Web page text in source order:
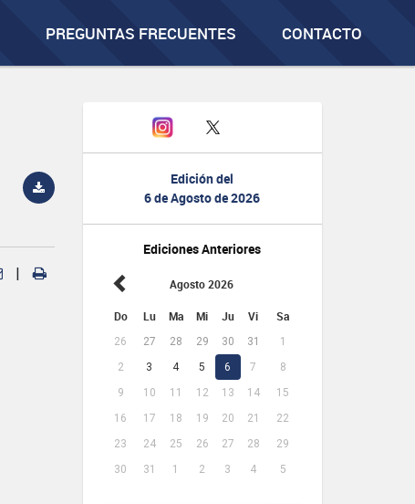
PREGUNTAS FRECUENTES CONTACTO
Edición del
6 de Agosto de 2026
Ediciones Anteriores
Agosto 2026
Do Lu Ma Mi Ju Vi Sa
26 27 28 29 30 31
1
2
3 4 5 6 7
8
9
10 11 12 13 14
15
16
17 18 19 20 21
22
23
24 25 26 27 28
29
30
31 1 2 3 4 5
|